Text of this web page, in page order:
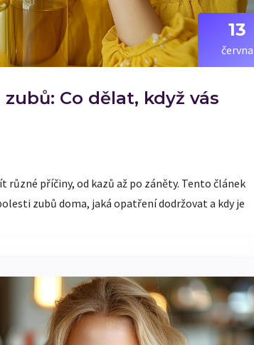
13
června
Co dělat, když vás
příčiny, od kazů až po záněty. Tento článek
zubů doma, jaká opatření dodržovat a kdy je